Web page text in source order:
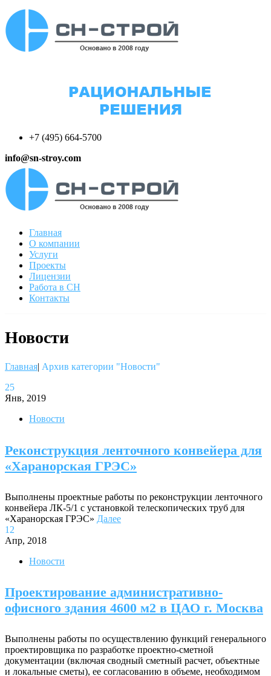
+7 (495) 664-5700
info@sn-stroy.com
Главная
О компании
Услуги
Проекты
Лицензии
Работа в СН
Контакты
Новости
Главная Архив категории "Новости"
25
Янв, 2019
Новости
Реконструкция ленточного конвейера для
«Харанорская ГРЭС»
Выполнены проектные работы по реконструкции ленточного
конвейера ЛК-5/1 с установкой телескопических труб для
«Харанорская ГРЭС» Далее
12
Апр, 2018
Новости
Проектирование административно-
офисного здания 4600 м2 в ЦАО г. Москва
Выполнены работы по осуществлению функций генерального
проектировщика по разработке проектно-сметной
документации (включая сводный сметный расчет, объектные
и локальные сметы), ее согласованию в объеме, необходимом